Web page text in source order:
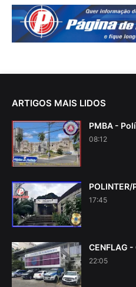
ARTIGOS MAIS LIDOS
PMBA -
08:12
POLINTER/
17:45
CENFLAG
22:05